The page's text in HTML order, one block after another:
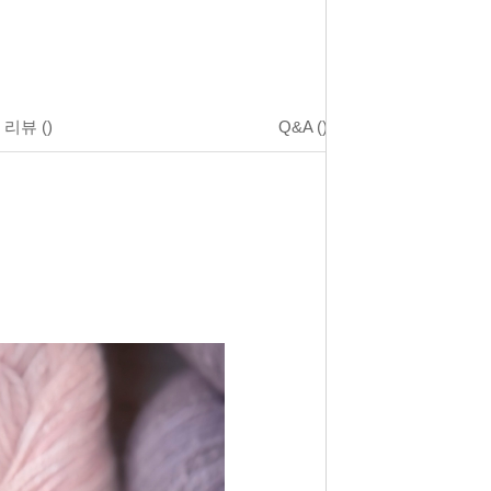
리뷰 () Q&A ()